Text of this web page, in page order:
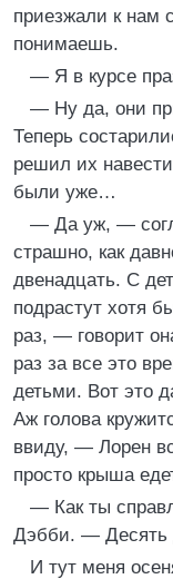
приезжали к нам
понимаешь.
— Я в курсе
— Ну да, они
Теперь
решил их
были уже…
— Да уж, —
страшно, как
двенадцать. С
подрастут хотя
раз, — говорит
раз за все это
детьми. Вот это
Аж голова
ввиду, — Лорен
просто крыша
— Как ты
Дэбби. — Десять
И тут меня